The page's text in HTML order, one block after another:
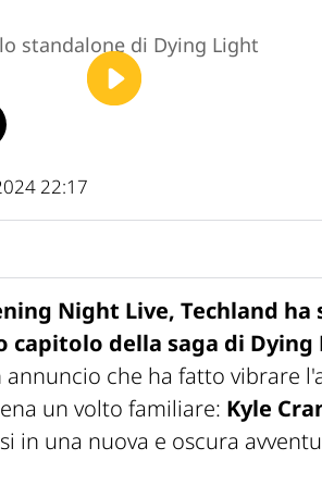
standalone di Dying Light
22:17
Night Live, Techland
capitolo della saga di Dying
annuncio che ha fatto vibrare
un volto familiare: Kyle
in una nuova e oscura